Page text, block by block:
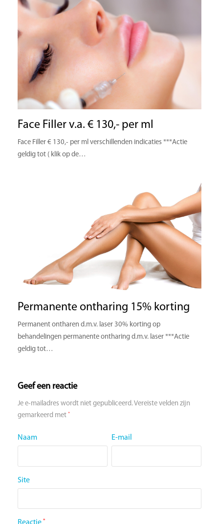
Face Filler v.a. € 130,- per ml
Face Filler € 130,- per ml verschillenden indicaties ***Actie
geldig tot ( klik op de…
Permanente ontharing 15% korting
Permanent ontharen d.m.v. laser 30% korting op
behandelingen permanente ontharing d.m.v. laser ***Actie
geldig tot…
Geef een reactie
Je e-mailadres wordt niet gepubliceerd.Vereiste velden zijn
gemarkeerd met *
Naam E-mail
Site
*